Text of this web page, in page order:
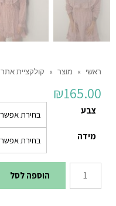
ראשי » מוצר » קולקציית אתר
₪165.00
צבע
מידה
כמות
של
הוספה לסל